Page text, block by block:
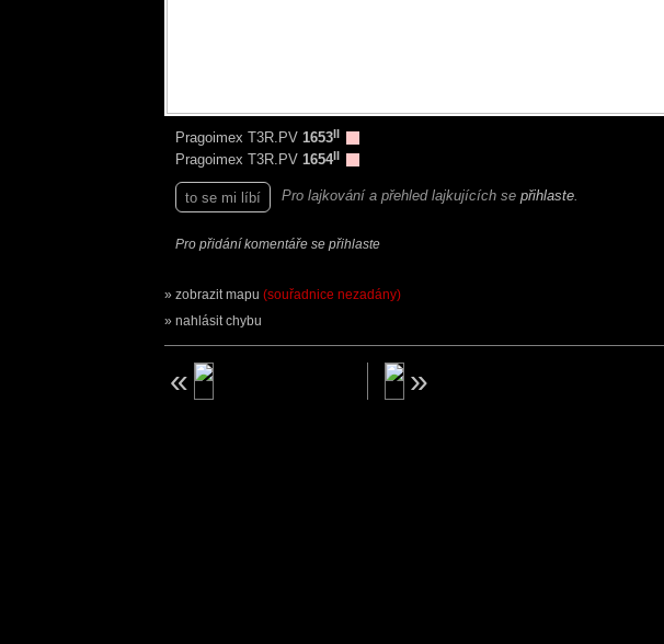
Pragoimex T3R.PV 1653
Pragoimex T3R.PV 1654
to se mi líbí Pro lajkování a přehled lajkujících se přihlaste.
Pro přidání komentáře se přihlaste
zobrazit mapu (souřadnice nezadány)
nahlásit chybu